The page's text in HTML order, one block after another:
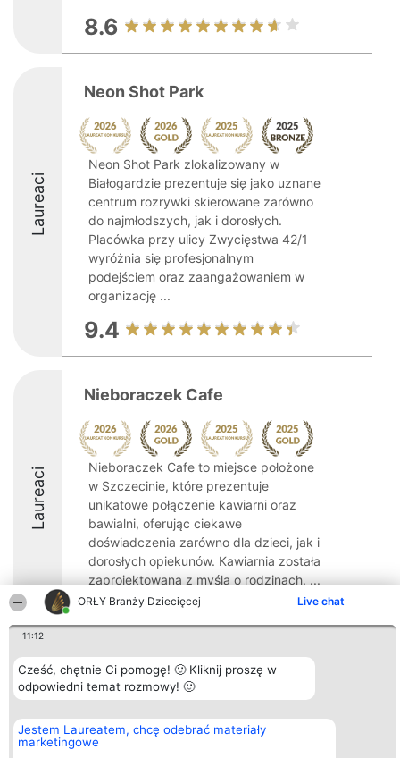
ORŁY Branży Dziecięcej Live chat
11:12
Cześć, chętnie Ci pomogę! 🙂 Kliknij proszę w
odpowiedni temat rozmowy! 🙂
Jestem Laureatem, chcę odebrać materiały
marketingowe
8.6
Laureaci
Neon Shot Park
Neon Shot Park zlokalizowany w
Białogardzie prezentuje się jako uznane
centrum rozrywki skierowane zarówno
do najmłodszych, jak i dorosłych.
Placówka przy ulicy Zwycięstwa 42/1
wyróżnia się profesjonalnym
podejściem oraz zaangażowaniem w
organizację ...
9.4
Laureaci
Nieboraczek Cafe
Nieboraczek Cafe to miejsce położone
w Szczecinie, które prezentuje
unikatowe połączenie kawiarni oraz
bawialni, oferując ciekawe
doświadczenia zarówno dla dzieci, jak i
dorosłych opiekunów. Kawiarnia została
zaprojektowana z myślą o rodzinach, ...
10
Organizator plebiscytu
Bright Side Solutions sp. z o.
o. sp. k.
Wrocław 50-079
KRS 0000749100 | Regon
Plebiscyt
Laureaci
Lista
Laureatów
Kontakt